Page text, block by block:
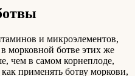
и микроэлементов,
морковной ботве этих же
чем в самом корнеплоде,
применять ботву моркови,